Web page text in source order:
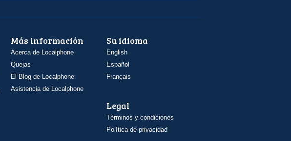
Más información
Acerca de Localphone
Quejas
El Blog de Localphone
Asistencia de Localphone
Su idioma
English
Español
Français
Legal
Términos y condiciones
Política de privacidad